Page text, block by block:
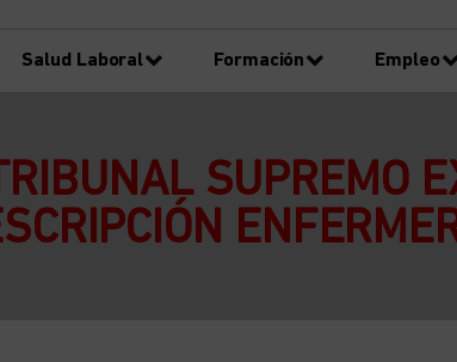
Salud Laboral Formación Empleo
SUPREMO